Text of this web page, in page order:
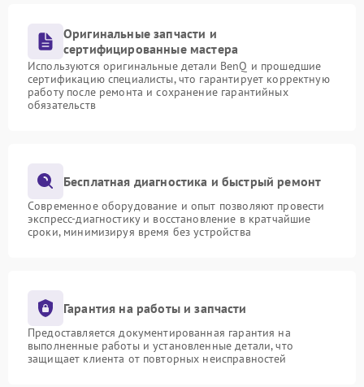
Оригинальные запчасти и
сертифицированные мастера
Используются оригинальные детали BenQ и прошедшие
сертификацию специалисты, что гарантирует корректную
работу после ремонта и сохранение гарантийных
обязательств
Бесплатная диагностика и быстрый ремонт
Современное оборудование и опыт позволяют провести
экспресс-диагностику и восстановление в кратчайшие
сроки, минимизируя время без устройства
Гарантия на работы и запчасти
Предоставляется документированная гарантия на
выполненные работы и установленные детали, что
защищает клиента от повторных неисправностей